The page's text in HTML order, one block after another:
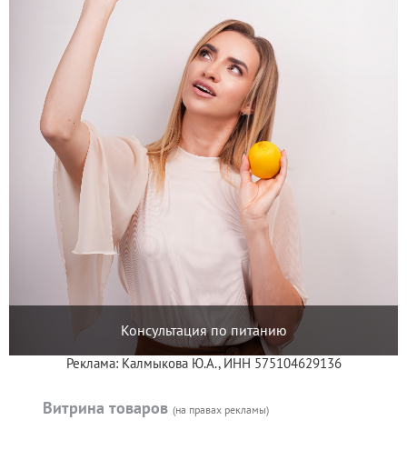
Консультация по питанию
Реклама: Калмыкова Ю.А., ИНН 575104629136
Витрина товаров (на правах рекламы)